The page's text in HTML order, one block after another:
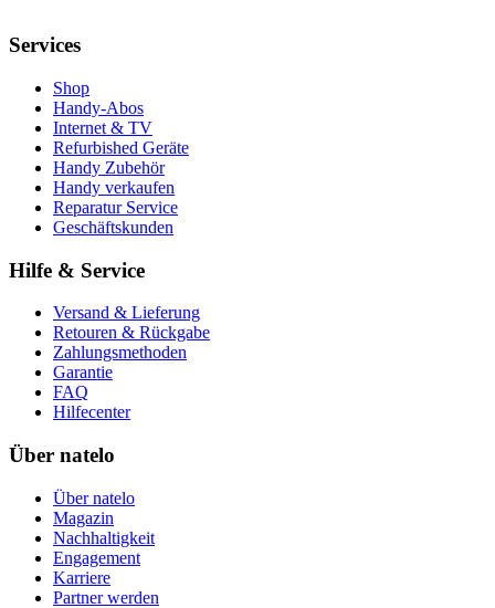
Services
Shop
Handy-Abos
Internet & TV
Refurbished Geräte
Handy Zubehör
Handy verkaufen
Reparatur Service
Geschäftskunden
Hilfe & Service
Versand & Lieferung
Retouren & Rückgabe
Zahlungsmethoden
Garantie
FAQ
Hilfecenter
Über natelo
Über natelo
Magazin
Nachhaltigkeit
Engagement
Karriere
Partner werden